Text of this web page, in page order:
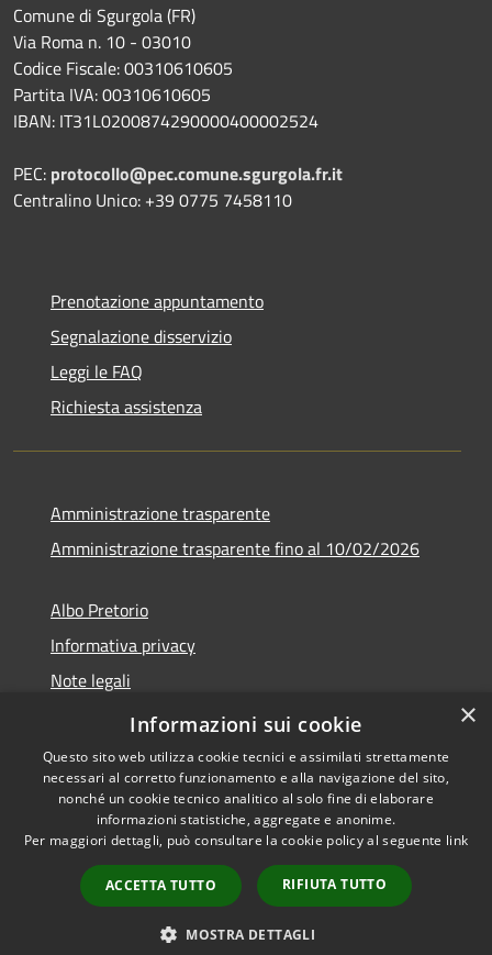
Comune di Sgurgola (FR)
Via Roma n. 10 - 03010
Codice Fiscale: 00310610605
Partita IVA: 00310610605
IBAN: IT31L0200874290000400002524
PEC: protocollo@pec.comune.sgurgola.fr.it
Centralino Unico: +39 0775 7458110
Prenotazione appuntamento
Segnalazione disservizio
Leggi le FAQ
Richiesta assistenza
Amministrazione trasparente
Amministrazione trasparente fino al 10/02/2026
Albo Pretorio
Informativa privacy
Note legali
Dichiarazione di accessibilità
Accessibilità
Copyright © 2026 • Comune di
Sgurgola • Powered by
Municipium•
Accesso
redazione
×
Informazioni sui cookie
Questo sito web utilizza cookie tecnici e assimilati strettamente
necessari al corretto funzionamento e alla navigazione del sito,
nonché un cookie tecnico analitico al solo fine di elaborare
informazioni statistiche, aggregate e anonime.
Per maggiori dettagli, può consultare la cookie policy al seguente link
ACCETTA TUTTO RIFIUTA TUTTO
MOSTRA DETTAGLI